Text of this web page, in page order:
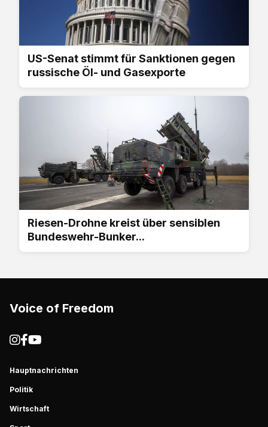
US-Senat stimmt für Sanktionen gegen
russische Öl- und Gasexporte
Riesen-Drohne kreist über sensiblen
Bundeswehr-Bunker...
Voice of Freedom
Hauptnachrichten
Politik
Wirtschaft